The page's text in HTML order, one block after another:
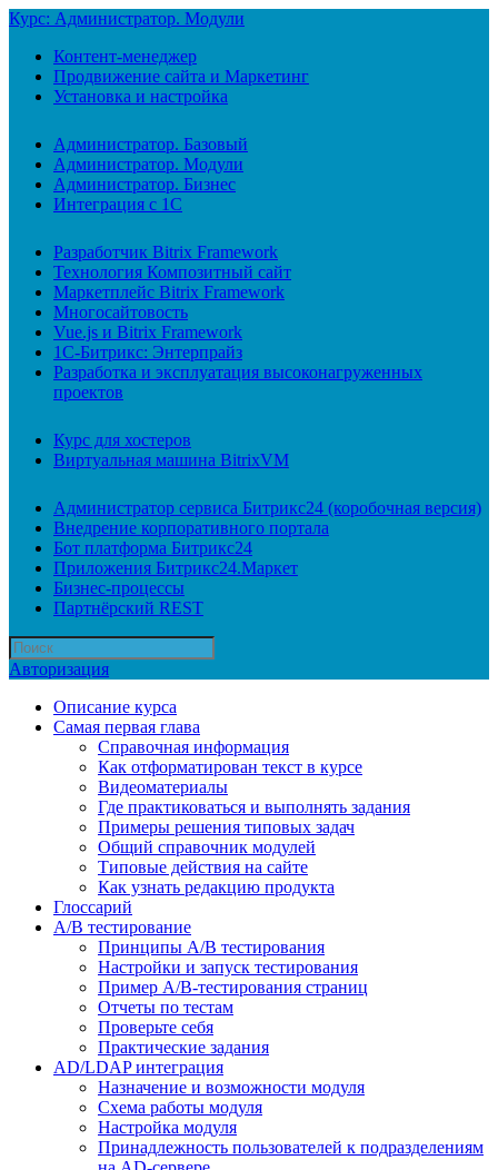
Курс: Администратор. Модули
Контент-менеджер
Продвижение сайта и Маркетинг
Установка и настройка
Администратор. Базовый
Администратор. Модули
Администратор. Бизнес
Интеграция с 1С
Разработчик Bitrix Framework
Технология Композитный сайт
Маркетплейс Bitrix Framework
Многосайтовость
Vue.js и Bitrix Framework
1С-Битрикс: Энтерпрайз
Разработка и эксплуатация высоконагруженных
проектов
Курс для хостеров
Виртуальная машина BitrixVM
Администратор сервиса Битрикс24 (коробочная версия)
Внедрение корпоративного портала
Бот платформа Битрикс24
Приложения Битрикс24.Маркет
Бизнес-процессы
Партнёрский REST
Авторизация
Описание курса
Самая первая глава
Справочная информация
Как отформатирован текст в курсе
Видеоматериалы
Где практиковаться и выполнять задания
Примеры решения типовых задач
Общий справочник модулей
Типовые действия на сайте
Как узнать редакцию продукта
Глоссарий
A/B тестирование
Принципы A/B тестирования
Настройки и запуск тестирования
Пример A/B-тестирования страниц
Отчеты по тестам
Проверьте себя
Практические задания
AD/LDAP интеграция
Назначение и возможности модуля
Схема работы модуля
Настройка модуля
Принадлежность пользователей к подразделениям